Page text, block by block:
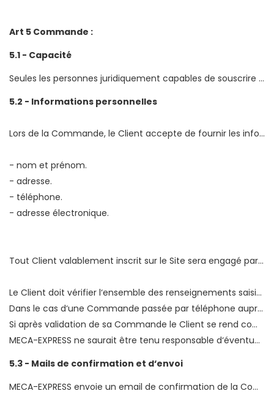
Art 5 Commande :
5.1 - Capacité
Seules les personnes juridiquement capables de souscrire des contrats concernant les biens et les services proposés sur le Site, peuvent Commander sur le Site MECA-EXPRESS. Lors de la passation de la Commande, le Client garantit avoir la pleine capacité juridique pour adhérer aux présentes conditions générales et ainsi conclure le présent contrat. Lors d‘un paiement par carte, le Client garantit qu‘il est pleinement habilité à utiliser ladite carte et que cette dernière donne accès à des fonds suffisants pour couvrir tous les coûts nécessaires au règlement de la Commande.
5.2 - Informations personnelles
Lors de la Commande, le Client accepte de fournir les informations qui lui sont demandées et s‘engage sur la véracité de ces dernières :
- nom et prénom.
- adresse.
- téléphone.
- adresse électronique.
Tout Client valablement inscrit sur le Site sera engagé par toute Commande qui a nécessité l‘usage de l‘adresse email et du mot de passe personnel dudit Client (sous réserve des droits de rétractation et de retour tels que définis aux présentes).
Le Client doit vérifier l‘ensemble des renseignements saisis au cours de sa Commande (Produit commandé, adresse de livraison, adresse de facturation, coordonnées téléphoniques...).
Dans le cas d‘une Commande passée par téléphone auprès du service de vente téléphonique de MECA-EXPRESS, le Client doit également vérifier les informations saisies par le téléconseiller (nom et prénom, adresses de livraison et de facturation, Produit commandé, garantie choisie...). Ces informations figurent sur l‘email de confirmation de Commande.
Si après validation de sa Commande le Client se rend compte de la nécessité de modifier certaines informations, il peut le faire en contactant le Service Clients via le formulaire présent dans son compte client dans un délai de 24 heures afin que ce dernier puisse satisfaire au mieux sa demande.
MECA-EXPRESS ne saurait être tenu responsable d‘éventuelles erreurs de saisie par le Client ni des conséquences en terme de retard ou d‘erreur de livraison, y compris s‘il s‘agit d‘une Commande passée par téléphone. Ainsi, si la livraison ne peut pas avoir lieu à cause d‘une erreur de saisie par le Client, les frais de réexpédition seront à la charge du Client. Dans ce cas, le Client s‘interdira toute réclamation du fait des délais de livraison.
5.3 - Mails de confirmation et d‘envoi
MECA-EXPRESS envoie un email de confirmation de la Commande du Client afin de récapituler les informations contractuelles. Lorsque la Commande du Client est ensuite validée par les Services de MECA-EXPRESS selon les procédures de validation du paiement décrites à l‘Article 6 ci-après, le Client reçoit un nouvel email l‘informant de la date d‘expédition de sa Commande.